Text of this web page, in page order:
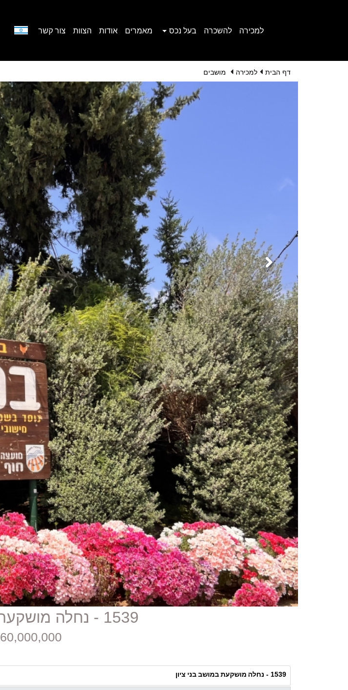
למכירה להשכרה בעל נכס מאמרים אודות הצוות צור קשר
דף הבית למכירה מושבים
1539 - נחלה מושקעת במושב בני ציון
60,000,000 NIS
1539 - נחלה מושקעת במושב בני ציון